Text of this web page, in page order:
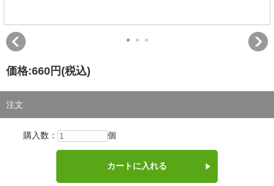
価格:660円 (税込)
注文
購入数： 個